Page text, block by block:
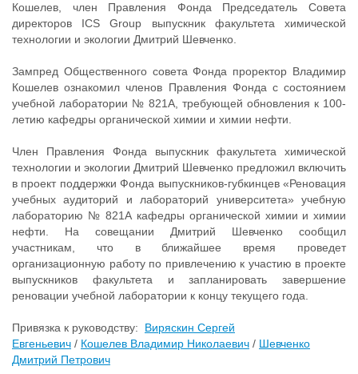
Кошелев, член Правления Фонда Председатель Совета
директоров ICS Group выпускник факультета химической
технологии и экологии Дмитрий Шевченко.
Зампред Общественного совета Фонда проректор Владимир
Кошелев ознакомил членов Правления Фонда с состоянием
учебной лаборатории № 821А, требующей обновления к 100-
летию кафедры органической химии и химии нефти.
Член Правления Фонда выпускник факультета химической
технологии и экологии Дмитрий Шевченко предложил включить
в проект поддержки Фонда выпускников-губкинцев «Реновация
учебных аудиторий и лабораторий университета» учебную
лабораторию № 821А кафедры органической химии и химии
нефти. На совещании Дмитрий Шевченко сообщил
участникам, что в ближайшее время проведет
организационную работу по привлечению к участию в проекте
выпускников факультета и запланировать завершение
реновации учебной лаборатории к концу текущего года.
Привязка к руководству: Виряскин Сергей
Евгеньевич / Кошелев Владимир Николаевич / Шевченко
Дмитрий Петрович